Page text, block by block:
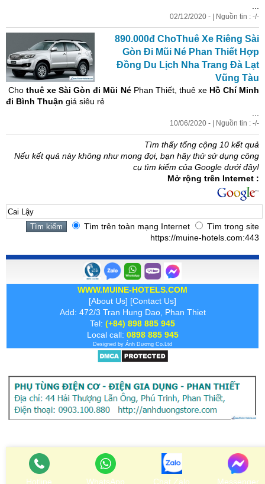
02/12/2020 - | Nguồn tin : -/-
890.000đ ChoThuê Xe Riêng Sài
Gòn Đi Mũi Né Phan Thiết Hợp
Đồng Du Lịch Nha Trang Đà Lạt
Vũng Tàu
Chothuê xe Sài Gòn đi Mũi NéPhan Thiết, thuê xe Hồ Chí Minh
đi Bình Thuận giá siêu rẻ
10/06/2020 - | Nguồn tin : -/-
Tìm thấy tổng cộng 10 kết quả
Nếu kết quả này không như mong đợi, bạn hãy thử sử dụng công
cụ tìm kiếm của Google dưới đây!
Mở rộng trên Internet :
Tìm trên toàn mạng Internet
Tìm trong site
https://muine-hotels.com:443
WWW.MUINE-HOTELS.COM
[About Us] [Contact Us]
Add: 472/3 Tran Hung Dao, Phan Thiet
Tel: (+84) 898 885 945
Local call: 0898 885 945
Designed by Ánh Dương Co.Ltd
Xem bản:Desktop | Mobile
Hotline WhatsApp Chat Zalo Messenger